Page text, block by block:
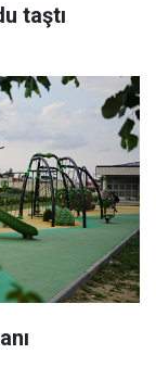
taştı